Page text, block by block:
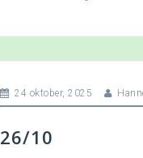
24 oktober, 2025
26/10